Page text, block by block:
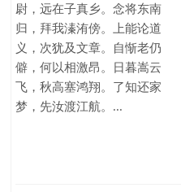
尉，远在子真乡。念将东南
归，拜我溱洧傍。上能论道
义，次犹及文章。自惭老仍
僻，何以相激昂。日暮嵩云
飞，秋高塞鸿翔。了知还家
梦，先汝渡江航。...